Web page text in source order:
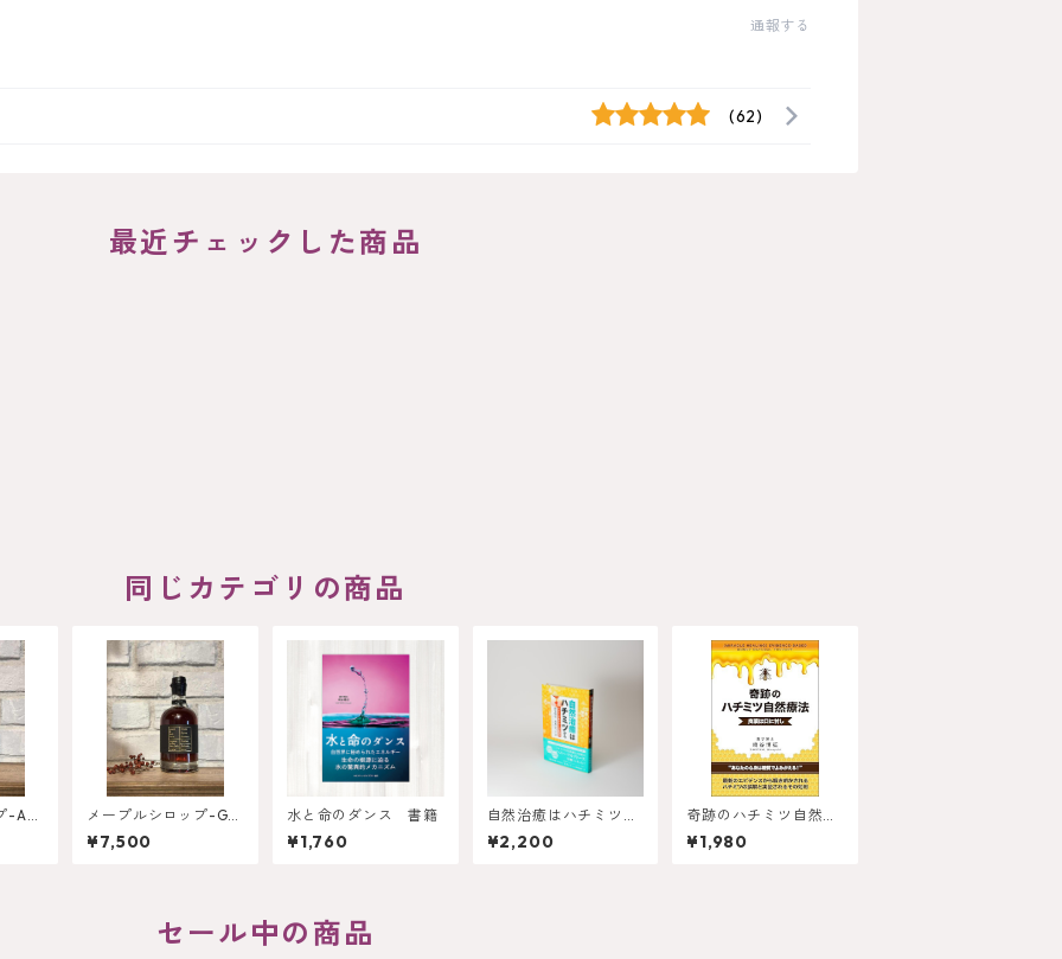
通報する
(62)
最近チェックした商品
同じカテゴリの商品
-Am
メープルシロップ-Gol
den-
¥7,500
水と命のダンス 書籍
¥1,760
自然治癒はハチミツか
ら 書籍
¥2,200
奇跡のハチミツ自然療
法 書籍
¥1,980
セール中の商品